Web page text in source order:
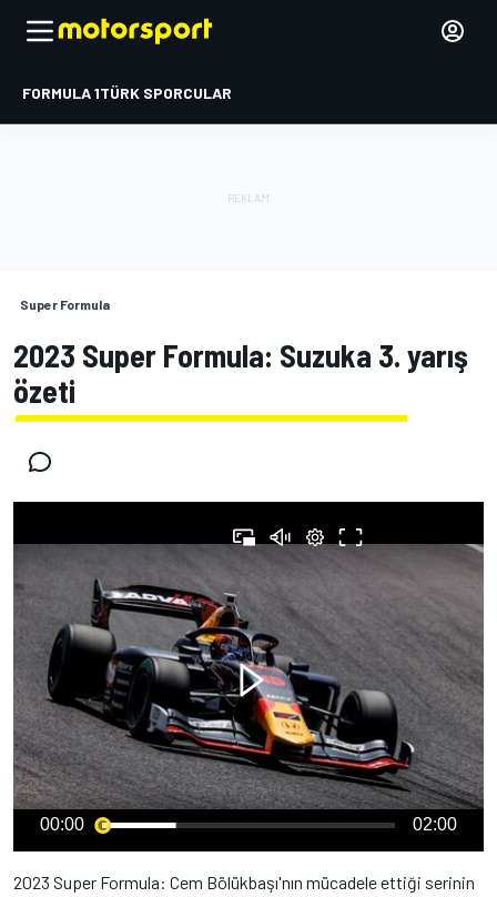
FORMULA 1TÜRK SPORCULAR
Super Formula
2023 Super Formula: Suzuka 3. yarış
özeti
00:00 02:00
2023 Super Formula: Cem Bölükbaşı'nın mücadele ettiği serinin